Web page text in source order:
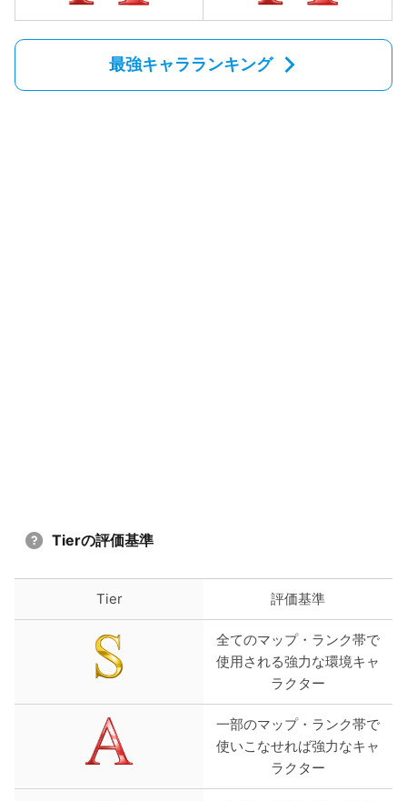
最強キャラランキング
Tierの評価基準
Tier 評価基準
全てのマップ・ランク帯で
使用される強力な環境キャ
ラクター
一部のマップ・ランク帯で
使いこなせれば強力なキャ
ラクター